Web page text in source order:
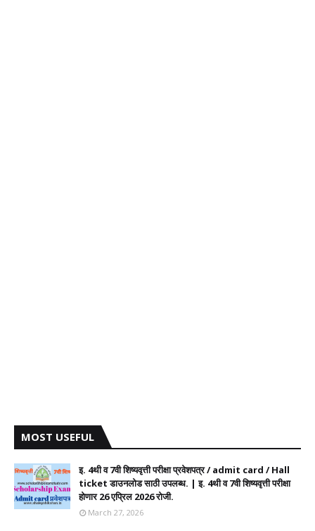
MOST USEFUL
इ. 4थी व 7वी शिष्यवृत्ती परीक्षा प्रवेशपत्र / admit card / Hall
ticket डाउनलोड साठी उपलब्ध. | इ. 4थी व 7वी शिष्यवृत्ती परीक्षा
होणार 26 एप्रिल 2026 रोजी.
March 27, 2026